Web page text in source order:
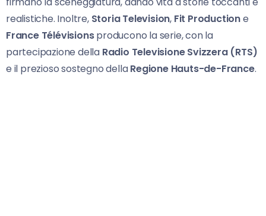
realistiche. Inoltre, Storia Television, Fit Productione
France Télévisionsproducono la serie, con la
partecipazione della Radio Televisione Svizzera (RTS)
e il prezioso sostegno dellaRegione Hauts-de-France.